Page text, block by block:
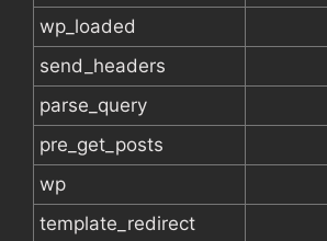
wp_loaded
send_headers
parse_query
pre_get_posts
wp
template_redirect